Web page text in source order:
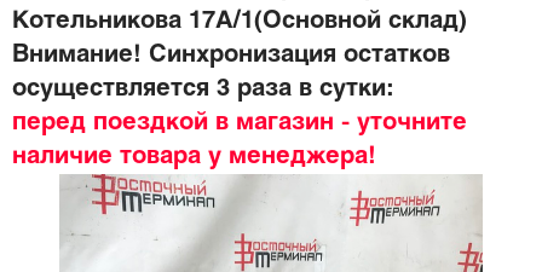
Котельникова 17А/1(Основной склад)
Внимание! Синхронизация остатков
осуществляется 3 раза в сутки:
перед поездкой в магазин - уточните
наличие товара у менеджера!